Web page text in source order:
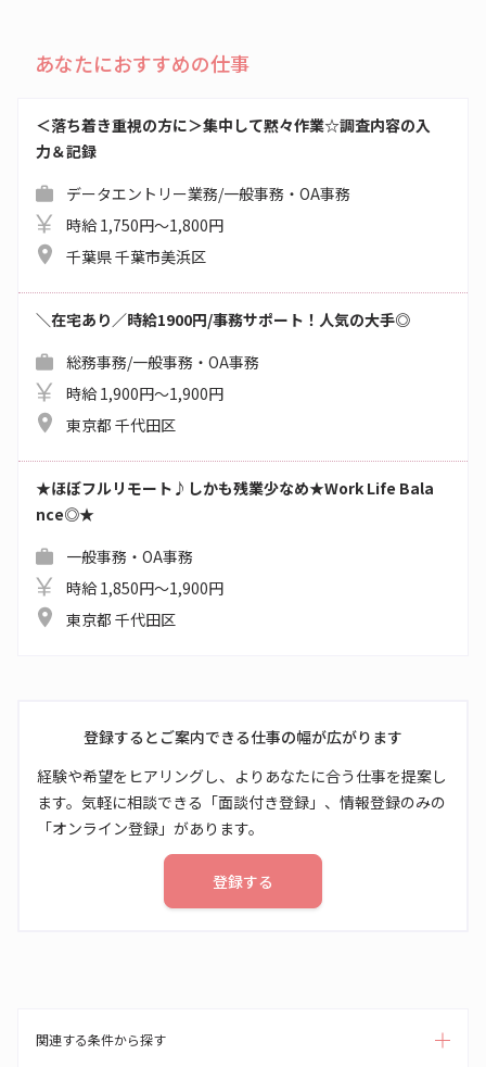
あなたにおすすめの仕事
＜落ち着き重視の方に＞集中して黙々作業☆調査内容の入
力＆記録
データエントリー業務/一般事務・OA事務
時給 1,750円～1,800円
千葉県 千葉市美浜区
＼在宅あり／時給1900円/事務サポート！人気の大手◎
総務事務/一般事務・OA事務
時給 1,900円～1,900円
東京都 千代田区
★ほぼフルリモート♪しかも残業少なめ★Work Life Bala
nce◎★
一般事務・OA事務
時給 1,850円～1,900円
東京都 千代田区
登録するとご案内できる仕事の幅が広がります
経験や希望をヒアリングし、よりあなたに合う仕事を提案し
ます。気軽に相談できる「面談付き登録」、情報登録のみの
「オンライン登録」があります。
登録する
関連する条件から探す